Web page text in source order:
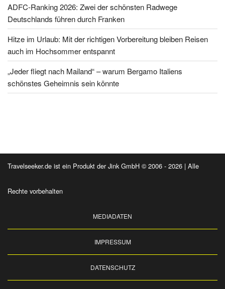
ADFC-Ranking 2026: Zwei der schönsten Radwege
Deutschlands führen durch Franken
Hitze im Urlaub: Mit der richtigen Vorbereitung bleiben Reisen
auch im Hochsommer entspannt
„Jeder fliegt nach Mailand“ – warum Bergamo Italiens
schönstes Geheimnis sein könnte
Travelseeker.de ist ein Produkt der Jink GmbH © 2006 - 2026 | Alle
Rechte vorbehalten
MEDIADATEN
IMPRESSUM
DATENSCHUTZ